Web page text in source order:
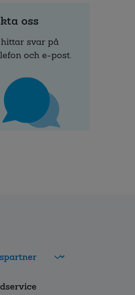
oss
svar på
och e-post.